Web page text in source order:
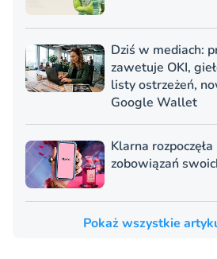
Dziś w mediach:
zawetuje OKI,
listy ostrzeżeń,
Google Wallet
Klarna
zobowiązań
Pokaż wszystkie